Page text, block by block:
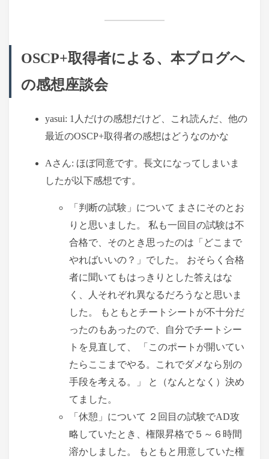
OSCP+取得者による、本ブログへ
の感想座談会
yasui: 1人だけの感想だけど、これ読んだ、他の
最近のOSCP+取得者の感想はどうなのかな
Aさん: ほぼ同意です。長文になってしまいま
したが以下感想です。
「判断の試験」について まさにそのとお
りと思いました。 私も一回目の試験は不
合格で、そのとき思ったのは「どこまで
やればいいの？」でした。 おそらく合格
者に聞いてもはっきりとした答えはな
く、人それぞれ異なるだろうなと思いま
した。 もともとチートシートが不十分だ
ったのもあったので、自分でチートシー
トを見直して、 「このポートが開いてい
たらここまでやる。これでダメなら別の
手段を考える。」 と（なんとなく）決め
てました。
「休憩」について ２回目の試験でAD攻
略していたとき、権限昇格で５～６時間
溶かしました。 もともと用意していた権